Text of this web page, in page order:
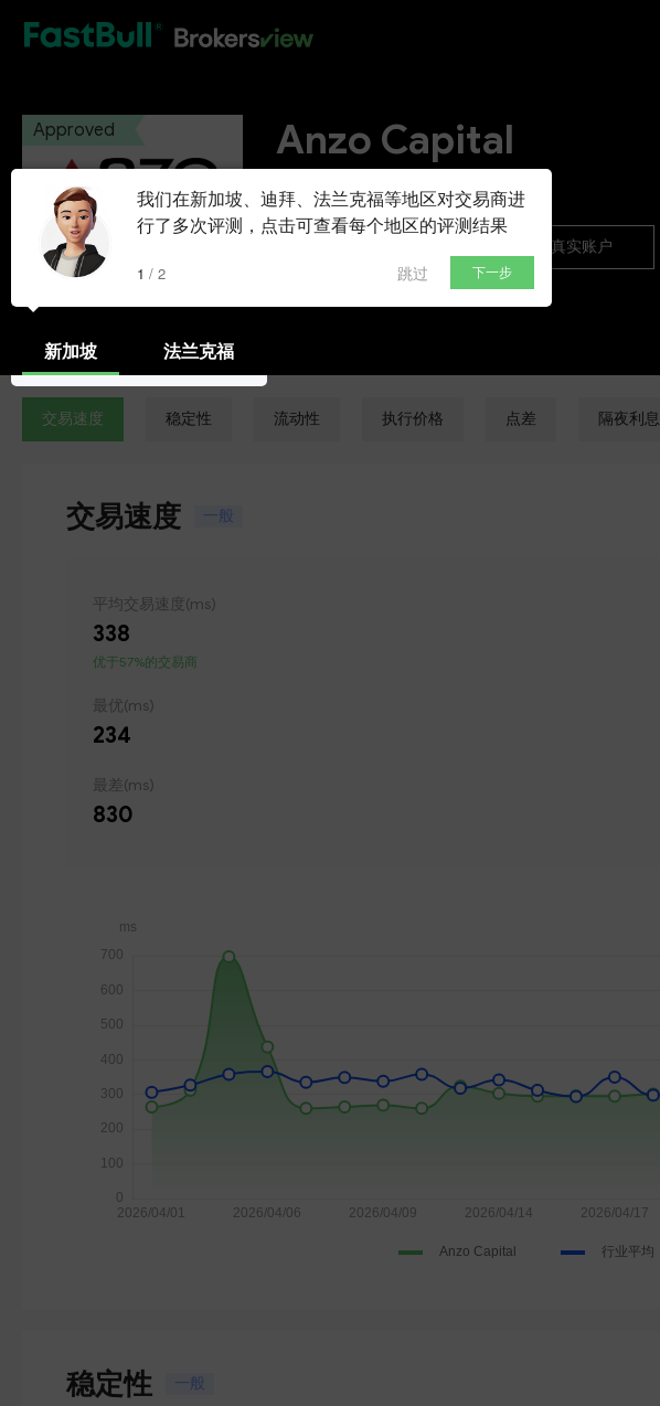
Approved Anzo Capital
Anzo Capital Limited
开通真实账户
新加坡 法兰克福
交易速度 稳定性 流动性 执行价格 点差 隔夜利息
交易速度 一般
平均交易速度(ms)
338
优于57%的交易商
最优(ms)
234
最差(ms)
830
稳定性 一般
我们在新加坡、迪拜、法兰克福等地区对交易商进
行了多次评测，点击可查看每个地区的评测结果
1 / 2 跳过 下一步